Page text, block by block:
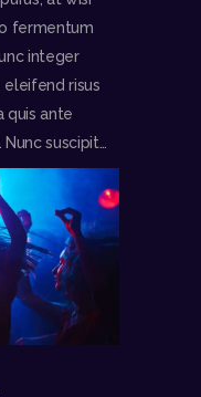
fermentum
integer
eleifend risus
quis ante
suscipit…